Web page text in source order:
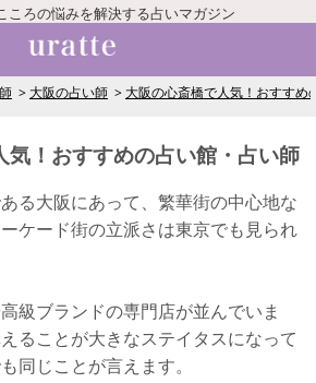
ころの悩みを解決する占いマガジン
大阪の占い師 大阪の心斎橋で人気！おすすめ
気！おすすめの占い館・占い師
る大阪にあって、繁華街の中心地な
ケード街の立派さは東京でも見られ
級ブランドの専門店が並んでいま
ることが大きなステイタスになって
同じことが言えます。